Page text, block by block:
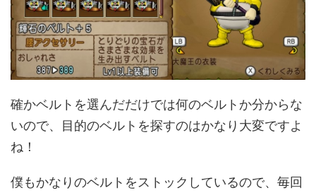
確かベルトを選んだだけでは何のベルトか分からな
いので、目的のベルトを探すのはかなり大変ですよ
ね！
僕もかなりのベルトをストックしているので、毎回